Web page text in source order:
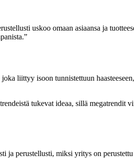
uskoo omaan asiaansa ja
liittyy isoon tunnistettuun
tukevat ideaa, sillä megatrendit
ja perustellusti, miksi yritys on